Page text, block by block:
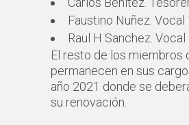
Faustino Nuñez. Vocal
Raul H Sanchez. Vocal
El resto de los miembros
permanecen en sus
año 2021 donde se
su renovación.